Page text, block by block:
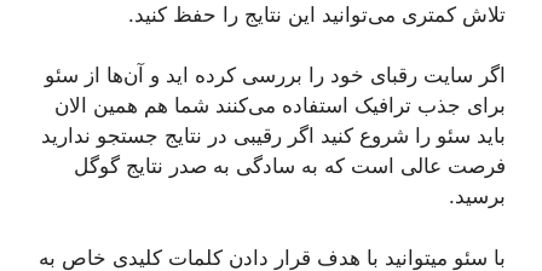
تلاش کمتری می‌توانید این نتایج را حفظ کنید.
اگر سایت رقبای خود را بررسی کرده اید و آن‌ها از سئو
برای جذب ترافیک استفاده می‌کنند شما هم همین الان
باید سئو را شروع کنید اگر رقیبی در نتایج جستجو ندارید
فرصت عالی است که به سادگی به صدر نتایج گوگل
برسید.
با سئو میتوانید با هدف قرار دادن کلمات کلیدی خاص به